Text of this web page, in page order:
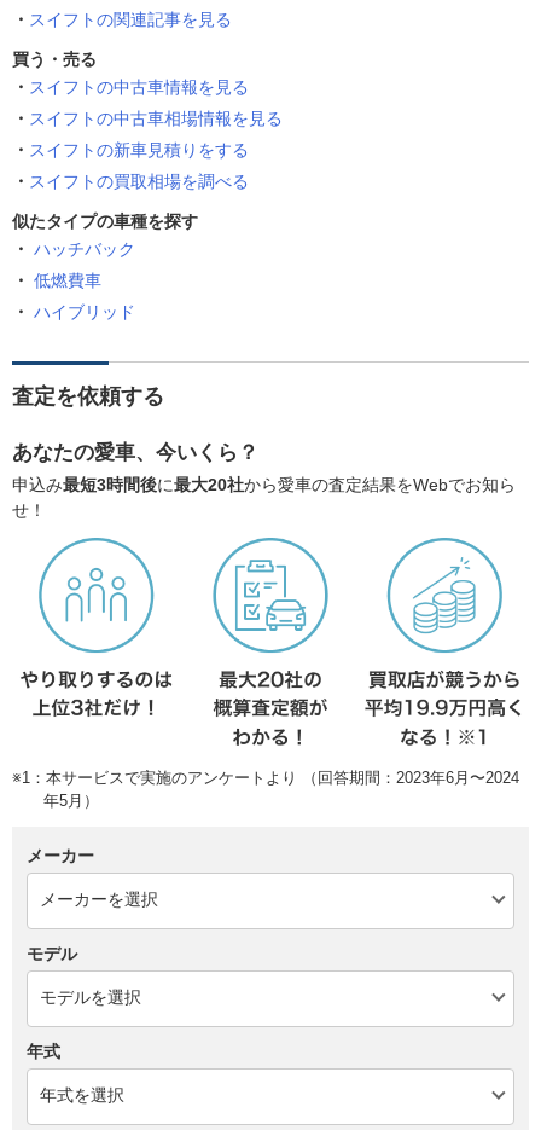
スイフトの関連記事を見る
買う・売る
スイフトの中古車情報を見る
スイフトの中古車相場情報を見る
スイフトの新車見積りをする
スイフトの買取相場を調べる
似たタイプの車種を探す
ハッチバック
低燃費車
ハイブリッド
査定を依頼する
あなたの愛車、今いくら？
申込み最短3時間後に最大20社から愛車の査定結果をWebでお知ら
せ！
※1：本サービスで実施のアンケートより （回答期間：2023年6月〜2024
年5月）
メーカー
モデル
年式